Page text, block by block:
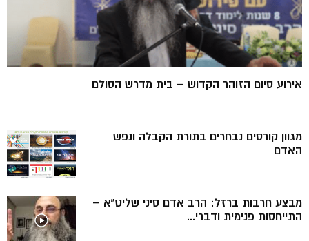
אירוע סיום הזוהר הקדוש – בית מדרש הסולם
מגוון קורסים נבחרים בתורת הקבלה ונפש
האדם
מבצע חרבות ברזל: הרב אדם סיני שליט”א –
התייחסות פנימית ודברי...